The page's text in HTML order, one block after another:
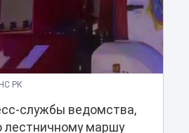
РК
службы ведомства,
маршу